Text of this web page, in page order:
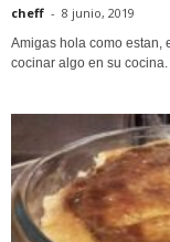
cheff - 8 junio, 2019
Amigas hola como estan,
cocinar algo en su